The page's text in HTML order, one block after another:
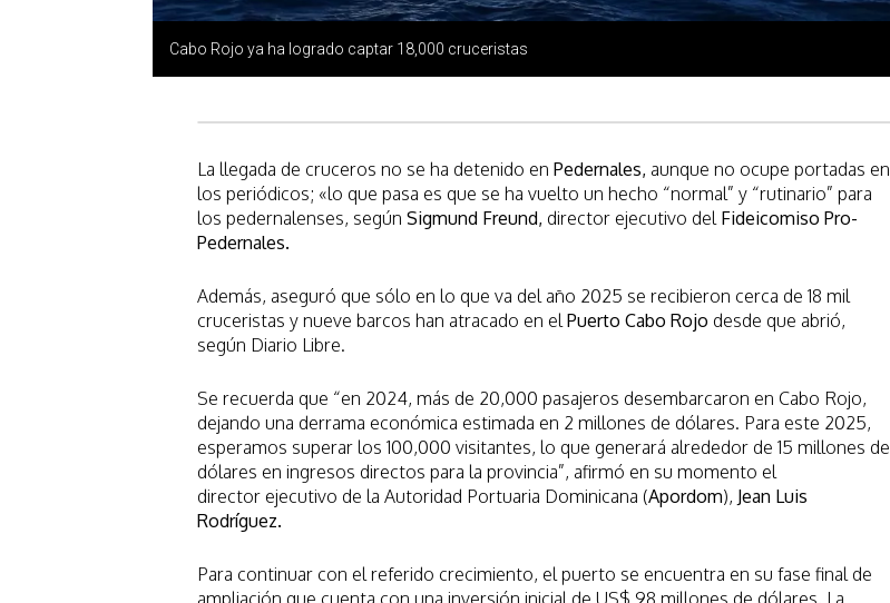
Cabo Rojo ya ha logrado captar 18,000 cruceristas
La llegada de cruceros no se ha detenido en Pedernales, aunque no ocupe portadas en
los periódicos; «lo que pasa es que se ha vuelto un hecho “normal” y “rutinario” para
los pedernalenses, según Sigmund Freund, director ejecutivo del Fideicomiso Pro-
Pedernales.
Además, aseguró que sólo en lo que va del año 2025 se recibieron cerca de 18 mil
cruceristas y nueve barcos han atracado en el Puerto Cabo Rojo desde que abrió,
según Diario Libre.
Se recuerda que “en 2024, más de 20,000 pasajeros desembarcaron en Cabo Rojo,
dejando una derrama económica estimada en 2 millones de dólares. Para este 2025,
esperamos superar los 100,000 visitantes, lo que generará alrededor de 15 millones de
dólares en ingresos directos para la provincia”, afirmó en su momento el
director ejecutivo de la Autoridad Portuaria Dominicana (Apordom), Jean Luis
Rodríguez.
Para continuar con el referido crecimiento, el puerto se encuentra en su fase final de
ampliación que cuenta con una inversión inicial de US$ 98 millones de dólares. La